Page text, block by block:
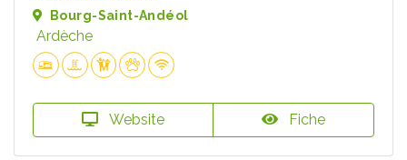
Bourg-Saint-Andéol
Ardèche
Website Fiche